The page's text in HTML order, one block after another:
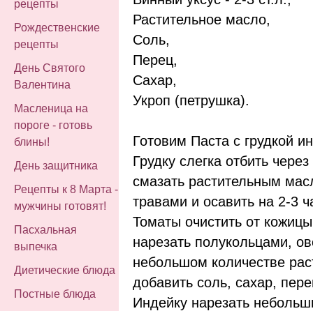
рецепты
Рождественские
рецепты
День Святого
Валентина
Масленица на
пороге - готовь
блины!
День защитника
Рецепты к 8 Марта -
мужчины готовят!
Пасхальная
выпечка
Диетические блюда
Постные блюда
Растительное масло,
Соль,
Перец,
Сахар,
Укроп (петрушка).
Готовим Паста с грудкой
Грудку слегка отбить
смазать растительным
травами и осавить на 2-3
Томаты очистить от
нарезать полукольцами,
небольшом количестве
добавить соль, сахар,
Индейку нарезать